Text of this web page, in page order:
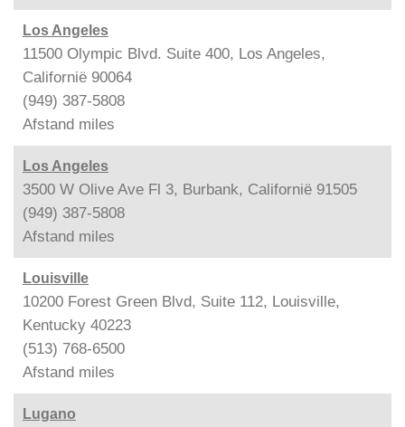
Los Angeles
11500 Olympic Blvd. Suite 400, Los Angeles,
Californië 90064
(949) 387-5808
Afstand miles
Los Angeles
3500 W Olive Ave Fl 3, Burbank, Californië 91505
(949) 387-5808
Afstand miles
Louisville
10200 Forest Green Blvd, Suite 112, Louisville,
Kentucky 40223
(513) 768-6500
Afstand miles
Lugano